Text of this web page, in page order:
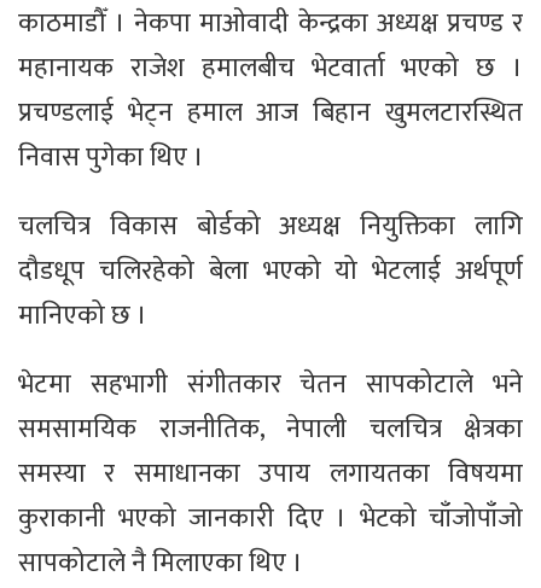
काठमाडौँ । नेकपा माओवादी केन्द्रका अध्यक्ष प्रचण्ड र
महानायक राजेश हमालबीच भेटवार्ता भएको छ ।
प्रचण्डलाई भेट्न हमाल आज बिहान खुमलटारस्थित
निवास पुगेका थिए ।
चलचित्र विकास बोर्डको अध्यक्ष नियुक्तिका लागि
दौडधूप चलिरहेको बेला भएको यो भेटलाई अर्थपूर्ण
मानिएको छ ।
भेटमा सहभागी संगीतकार चेतन सापकोटाले भने
समसामयिक राजनीतिक, नेपाली चलचित्र क्षेत्रका
समस्या र समाधानका उपाय लगायतका विषयमा
कुराकानी भएको जानकारी दिए । भेटको चाँजोपाँजो
सापकोटाले नै मिलाएका थिए ।